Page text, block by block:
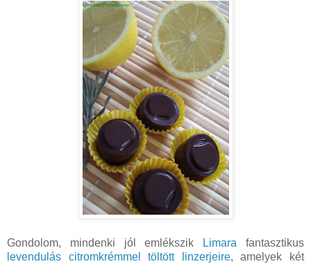
Gondolom, mindenki jól emlékszik Limara fantasztikus
levendulás citromkrémmel töltött linzerjeire, amelyek két